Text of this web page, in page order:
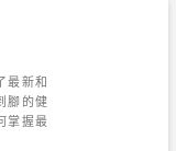
最新和
腳的健
掌握最